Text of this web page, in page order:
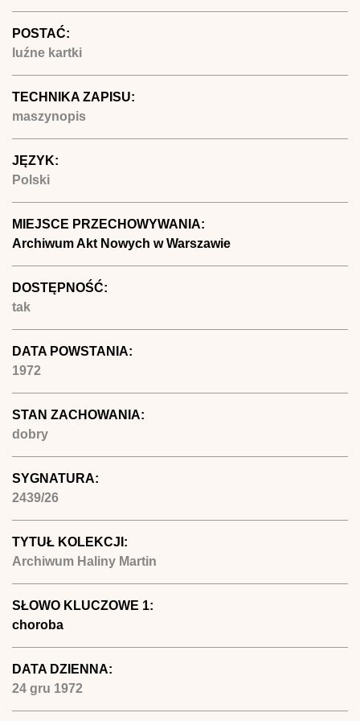
POSTAĆ:
luźne kartki
TECHNIKA ZAPISU:
maszynopis
JĘZYK:
Polski
MIEJSCE PRZECHOWYWANIA:
Archiwum Akt Nowych w Warszawie
DOSTĘPNOŚĆ:
tak
DATA POWSTANIA:
1972
STAN ZACHOWANIA:
dobry
SYGNATURA:
2439/26
TYTUŁ KOLEKCJI:
Archiwum Haliny Martin
SŁOWO KLUCZOWE 1:
choroba
DATA DZIENNA:
24 gru 1972